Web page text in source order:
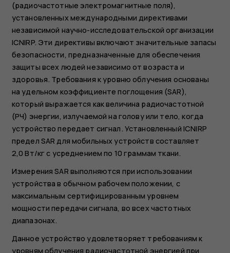
(радиочастотные электромагнитные поля),
установленных международными директивами
независимой научно-исследовательской организации
ICNIRP. Эти директивы включают значительные запасы
безопасности, предназначенные для обеспечения
защиты всех людей независимо от возраста и
здоровья. Требования к уровню облучения основаны
на удельном коэффициенте поглощения (SAR),
который выражается как величина радиочастотной
(РЧ) энергии, излучаемой на голову или тело, когда
устройство передает сигнал. Установленный ICNIRP
предел SAR для мобильных устройств составляет
2,0 Вт/кг с усреднением по 10 граммам ткани.
Измерения SAR выполняются при использовании
устройства в обычном рабочем положении, с
максимальным сертифицированным уровнем
мощности передачи сигнала, во всех частотных
диапазонах.
Данное устройство удовлетворяет требованиям к
уровням облучения радиочастотной энергией при